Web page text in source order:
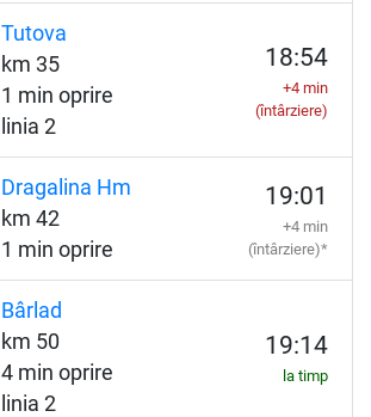
Tutova
km 35
1 min oprire
linia 2
18:54
+4 min
(întârziere)
Dragalina Hm
km 42
1 min oprire
19:01
+4 min
(întârziere)*
Bârlad
km 50
4 min oprire
linia 2
19:14
la timp